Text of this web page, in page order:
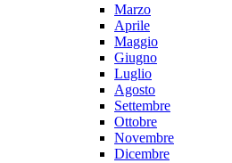
Marzo
Aprile
Maggio
Giugno
Luglio
Agosto
Settembre
Ottobre
Novembre
Dicembre